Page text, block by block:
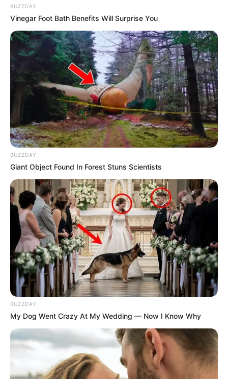
BUZZDAY
Vinegar Foot Bath Benefits Will Surprise You
BUZZDAY
Giant Object Found In Forest Stuns Scientists
BUZZDAY
My Dog Went Crazy At My Wedding — Now I Know Why